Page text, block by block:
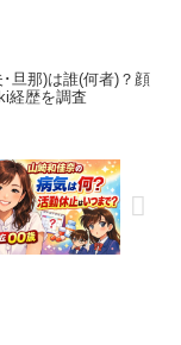
旦那)は誰(何者)？顔
経歴を調査